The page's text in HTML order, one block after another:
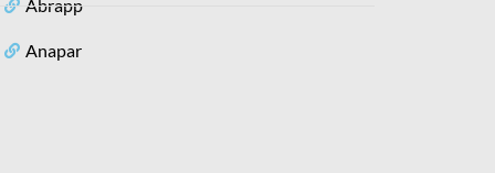
Abrapp
Anapar